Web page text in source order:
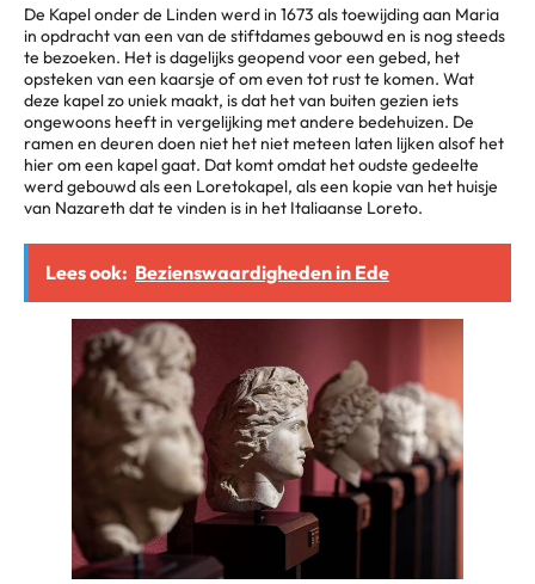
De Kapel onder de Linden werd in 1673 als toewijding aan Maria
in opdracht van een van de stiftdames gebouwd en is nog steeds
te bezoeken. Het is dagelijks geopend voor een gebed, het
opsteken van een kaarsje of om even tot rust te komen. Wat
deze kapel zo uniek maakt, is dat het van buiten gezien iets
ongewoons heeft in vergelijking met andere bedehuizen. De
ramen en deuren doen niet het niet meteen laten lijken alsof het
hier om een kapel gaat. Dat komt omdat het oudste gedeelte
werd gebouwd als een Loretokapel, als een kopie van het huisje
van Nazareth dat te vinden is in het Italiaanse Loreto.
Lees ook: Bezienswaardigheden in Ede